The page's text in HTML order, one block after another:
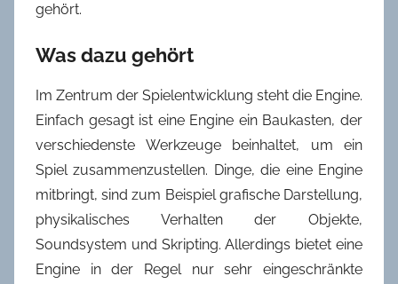
gehört.
Was dazu gehört
Im Zentrum der Spielentwicklung steht die Engine.
Einfach gesagt ist eine Engine ein Baukasten, der
verschiedenste Werkzeuge beinhaltet, um ein
Spiel zusammenzustellen. Dinge, die eine Engine
mitbringt, sind zum Beispiel grafische Darstellung,
physikalisches Verhalten der Objekte,
Soundsystem und Skripting. Allerdings bietet eine
Engine in der Regel nur sehr eingeschränkte